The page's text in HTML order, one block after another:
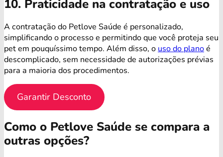
10. Praticidade na contratação e uso
A contratação do Petlove Saúde é personalizado,
simplificando o processo e permitindo que você proteja seu
pet em pouquíssimo tempo. Além disso, o uso do planoé
descomplicado, sem necessidade de autorizações prévias
para a maioria dos procedimentos.
Garantir Desconto
Como o Petlove Saúde se compara a
outras opções?